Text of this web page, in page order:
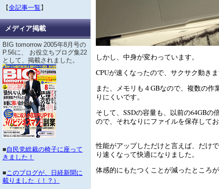
【全記事一覧 】
メディア掲載
BIG tomorrow 2005年8月号の
P.56に、 お役立ちブログ集22
として、掲載されました。
■自民党総裁の椅子に座って
きました！
■このブログが、日経新聞に
載りました（！？）
しかし、中身が変わっています。
CPUが速くなったので、サクサク動き
また、メモリも４GBなので、複数の作
りにくいです。
そして、SSDの容量も、以前の64GBの
ので、それなりにファイルを保存して
性能がアップしただけと言えば、だけ
り速くなって快適になりました。
体感的にもたつくことが減ったところ